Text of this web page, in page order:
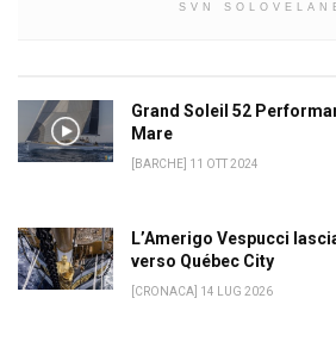
SVN
Grand Soleil 52
Mare
[BARCHE] 11 OTT 2024
L’Amerigo Vespucci
verso Québec City
[CRONACA] 14 LUG 2026